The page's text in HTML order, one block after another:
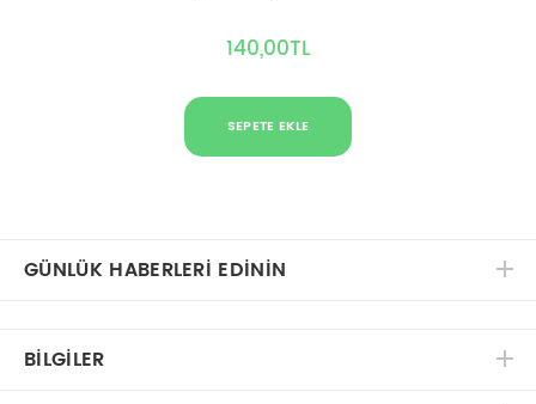
140,00TL
SEPETE EKLE
GÜNLÜK HABERLERİ EDİNİN
BILGILER